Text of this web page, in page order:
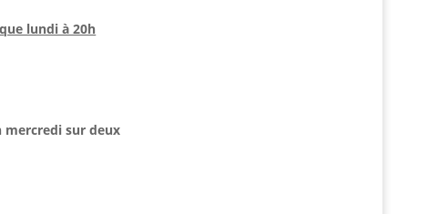
lundi à 20h
mercredi sur deux